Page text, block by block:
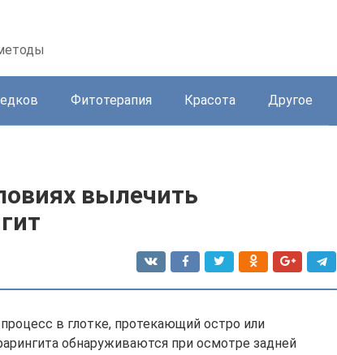
Фитотерапия Красота Другое
вылечить
в глотке, протекающий остро или
обнаруживаются при осмотре задней